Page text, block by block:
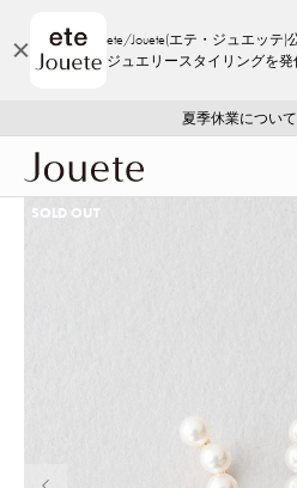
ete/Jouete(エテ・ジュエッテ
ジュエリースタイリングを発
採用のご
ご注文いただいたお品物の
夏季休業につい
WEB LIMITED
採用のご
ご注文いただいたお品物の
SOLD OUT